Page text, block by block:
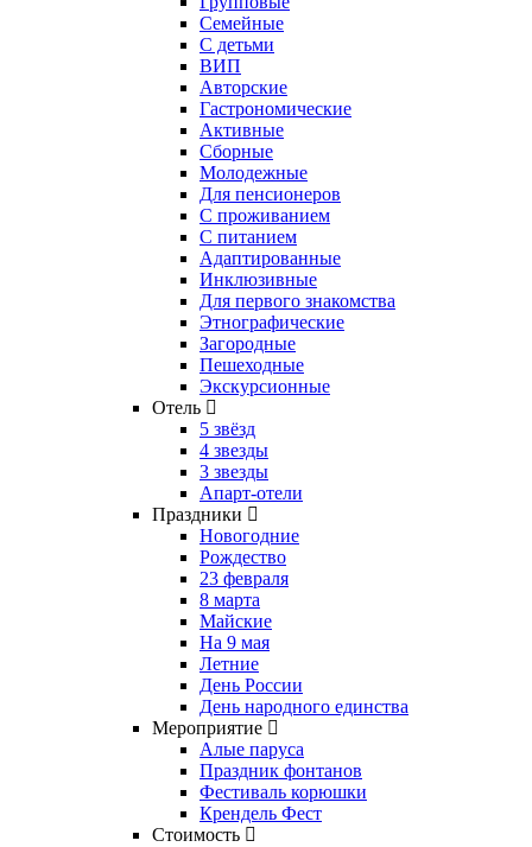
Семейные
С детьми
ВИП
Авторские
Гастрономические
Активные
Сборные
Молодежные
Для пенсионеров
С проживанием
С питанием
Адаптированные
Инклюзивные
Для первого знакомства
Этнографические
Загородные
Пешеходные
Экскурсионные
Отель
5 звёзд
4 звезды
3 звезды
Апарт-отели
Праздники
Новогодние
Рождество
23 февраля
8 марта
Майские
На 9 мая
Летние
День России
День народного единства
Мероприятие
Алые паруса
Праздник фонтанов
Фестиваль корюшки
Крендель Фест
Стоимость